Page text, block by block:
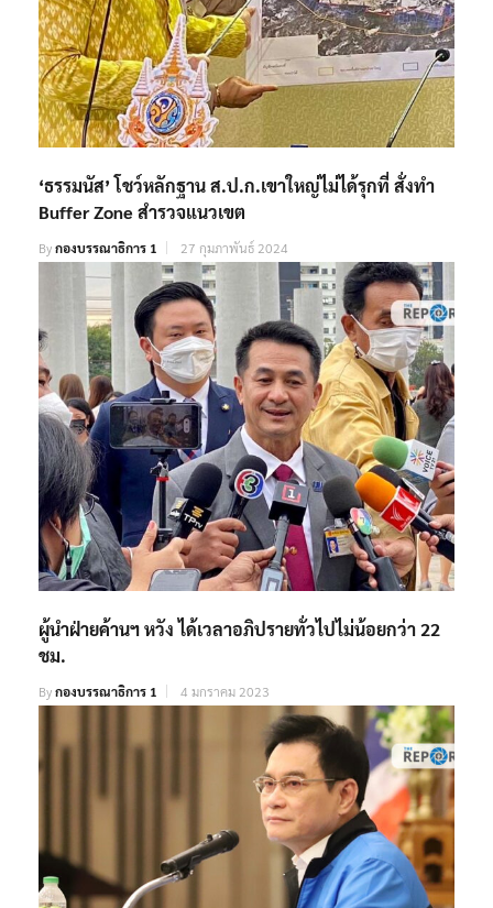
‘ธรรมนัส’ โชว์หลักฐาน ส.ป.ก.เขาใหญ่ไม่ได้รุกที่ สั่งทำ
Buffer Zone สำรวจแนวเขต
Byกองบรรณาธิการ 1 27 กุมภาพันธ์ 2024
ผู้นำฝ่ายค้านฯ หวัง ได้เวลาอภิปรายทั่วไปไม่น้อยกว่า 22
ชม.
Byกองบรรณาธิการ 1 4 มกราคม 2023